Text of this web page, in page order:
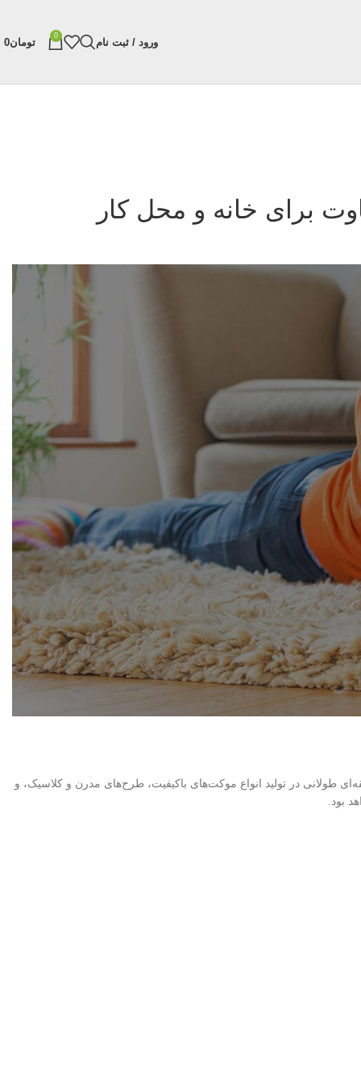
ورود / ثبت نام
0
تومان0
برای خانه و محل کار
در تولید انواع موکت‌های باکیفیت، طرح‌های مدرن و کلاسیک، و
بود.